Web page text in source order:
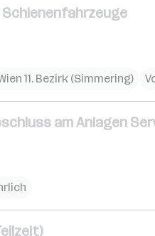
11. Bezirk (Simmering)
am Anlagen